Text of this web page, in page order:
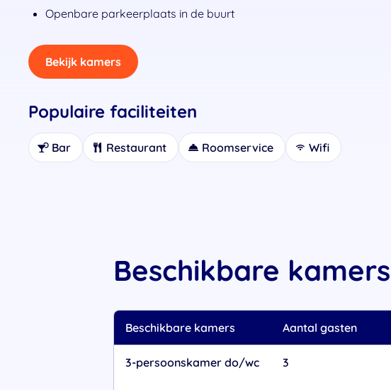
Openbare parkeerplaats in de buurt
Bekijk kamers
Populaire faciliteiten
Bar Restaurant Roomservice Wifi
Beschikbare kamers
Beschikbare kamers Aantal gasten
3-persoonskamer do/wc 3